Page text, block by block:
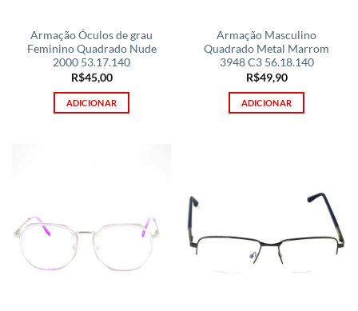
Armação Óculos de grau
Feminino Quadrado Nude
2000 53.17.140
R$45,00
ADICIONAR
Armação Masculino
Quadrado Metal Marrom
3948 C3 56.18.140
R$49,90
ADICIONAR